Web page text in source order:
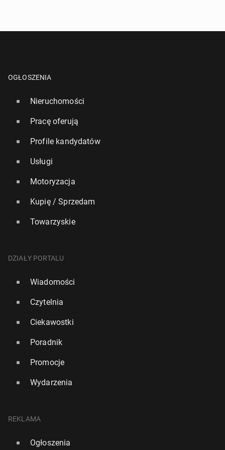
Kevin Costner ujawnił, że księżna Diana pod­ko­chi­
wa­ła się w nim
20 czerwca 2024, 10:00
nowego pod­ca­stu
30 marca 2025, 09:00
Mia­stecz­ko na Majorce oskarża Meghan Markle o
22 lutego 2025, 09:00
OGŁOSZENIA
Nieruchomości
Pracę oferują
Profile kandydatów
Usługi
Motoryzacja
Kupię / Sprzedam
Towarzyskie
DZIAŁY PORTALU
Wiadomości
Czytelnia
Ciekawostki
Poradnik
Promocje
Wydarzenia
REKLAMA
Ogłoszenia